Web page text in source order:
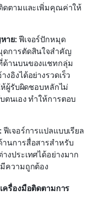
ดตามและเพิ่มคุณค่าให้
าย: ฟีเจอร์ปักหมุด
การตัดสินใจสำคัญ
ด้านบนของแชทกลุ่ม
อิงได้อย่างรวดเร็ว
ผู้รับผิดชอบหลักไม่
นเอง ทำให้การตอบ
ฟีเจอร์การแปลแบบเรียล
นการสื่อสารสำหรับ
งประเทศได้อย่างมาก
ความถูกต้อง
รื่องมือติดตามการ